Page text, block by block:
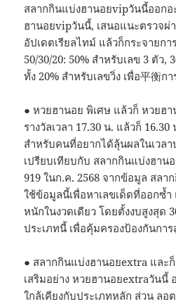
สลากกินแบ่งฮานอยvipวันนี้ออกอ
ฮานอยvipวันนี้, เสนอแนะตรวจผ่
อัปเดตเรียลไทม์ แล้วก็กระจายก
50/30/20: 50% สำหรับเลข 3 ตัว,
ทั้ง 20% สำหรับเลขวิ่ง เพื่อ平衡
● หวยฮานอย พิเศษ แล้วก็ หวยฮ
รางวัลเวลา 17.30 น. แล้วก็
สำหรับคนที่อยากได้ลุ้นผลในเวล
เปรียบเทียบกับ สลากกินแบ่งฮาน
919 ในก.ค. 2568 จากข้อมูล สล
ใช้ข้อมูลนี้เพื่อหาเลขเด็ดที่ออกซ้
หนักในงวดเดียว โดยตั้งงบสูงสุด
ประเภทนี้ เพื่อคุ้มครองป้องกันกา
● สลากกินแบ่งฮานอยextra และ
เสริมอย่าง หวยฮานอยextraวันนี้
ใกล้เคียงกับประเภทหลัก ส่วน ลอ